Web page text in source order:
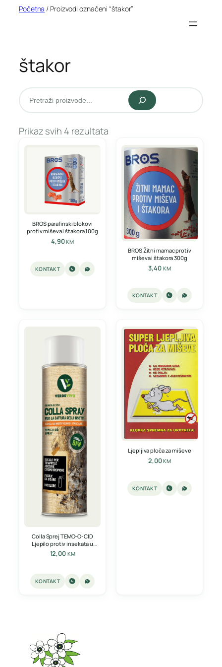
Početna / Proizvodi označeni “štakor”
štakor
Pretraži
Prikaz svih 4 rezultata
BROS parafinski blokovi
protiv miševa i štakora 100g
4,90KM
KONTAKT
BROS Žitni mamac protiv
miševa i štakora 300g
3,40 KM
KONTAKT
Colla Sprej TEMO-O-CID
Ljepilo protiv insekata u
spreju 600ml
12,00 KM
KONTAKT
Ljepljiva ploča za miševe
2,00KM
KONTAKT